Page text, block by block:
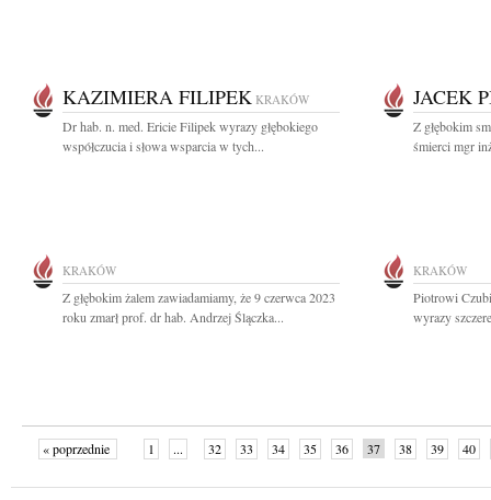
KAZIMIERA FILIPEK KRAKÓW
Dr hab. n. med. Ericie Filipek wyrazy głębokiego
współczucia i słowa wsparcia w tych...
JACEK
Z głębokim
śmierci mgr
KRAKÓW
Z głębokim żalem zawiadamiamy, że 9 czerwca 2023
roku zmarł prof. dr hab. Andrzej Ślączka...
KRAKÓW
Piotrowi
wyrazy
« poprzednie 1 ... 32 33 34 35 36 37 38 39
40